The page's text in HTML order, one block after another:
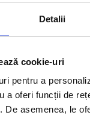
Detalii
cookie-uri
pentru a
a oferi funcții de
De asemenea, le
parola
© 2026